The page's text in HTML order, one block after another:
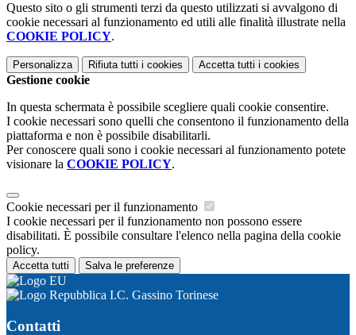
Questo sito o gli strumenti terzi da questo utilizzati si avvalgono di
cookie necessari al funzionamento ed utili alle finalità illustrate nella
COOKIE POLICY.
Personalizza Rifiuta tutti i cookies Accetta tutti i cookies
Gestione cookie
In questa schermata è possibile scegliere quali cookie consentire.
I cookie necessari sono quelli che consentono il funzionamento della
piattaforma e non è possibile disabilitarli.
Per conoscere quali sono i cookie necessari al funzionamento potete
visionare la COOKIE POLICY.
Cookie necessari per il funzionamento
I cookie necessari per il funzionamento non possono essere
disabilitati. È possibile consultare l'elenco nella pagina della cookie
policy.
Accetta tutti Salva le preferenze
I.C. Gassino Torinese
Contatti